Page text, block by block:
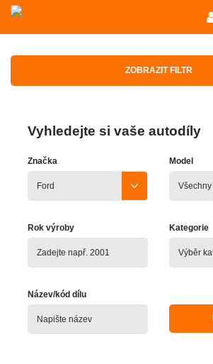
ZOBRAZIT FILTR
Vyhledejte si vaše autodíly
Značka Model
Rok výroby Kategorie
Název/kód dílu